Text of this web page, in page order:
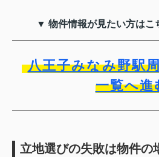
▼ 物件情報が見たい方はこ
八王子みなみ野駅
一覧へ進
立地選びの失敗は物件の